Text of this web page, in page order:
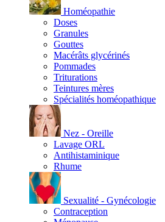
Homéopathie
Doses
Granules
Gouttes
Macérâts glycérinés
Pommades
Triturations
Teintures mères
Spécialités homéopathique
Nez - Oreille
Lavage ORL
Antihistaminique
Rhume
Sexualité - Gynécologie
Contraception